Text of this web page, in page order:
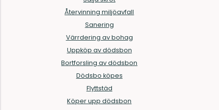
Återvinning miljöavfall
Sanering
Värrdering av bohag
Uppköp av dödsbon
Bortforsling av dödsbon
Dödsbo köpes
Flyttstäd
Köper upp dödsbon